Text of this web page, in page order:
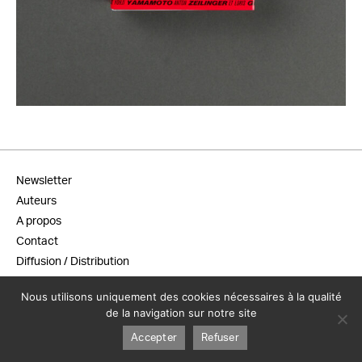
Newsletter
Auteurs
A propos
Contact
Diffusion / Distribution
Mentions légales
Nous utilisons uniquement des cookies nécessaires à la qualité
de la navigation sur notre site
Accepter Refuser